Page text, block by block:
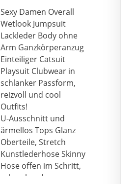
Dessous Damen
Unterwäsche Online
Kaufen Dessous
Korsett Dessous
Einteilig Sexy Babydoll
Lingerie Valentinstag
Unterwäsche Party
Body Damen Bodys
Spitze Passion Dessous
Strumpfhalter
Charm-Design:
Ganzkörper-
transparentes, Hohles
Und Ouvert-Design,
Sexy Damen Overall
Wetlook Jumpsuit
Lackleder Body ohne
Arm Ganzkörperanzug
Einteiliger Catsuit
Playsuit Clubwear in
schlanker Passform,
reizvoll und cool
Outfits!
U-Ausschnitt und
ärmellos Tops Glanz
Oberteile, Stretch
Kunstlederhose Skinny
Hose offen im Schritt,
schmal und